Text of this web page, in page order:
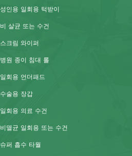
성인용 일회용 턱받이
비 살균 또는 수건
스크림 와이퍼
병원 종이 침대 롤
일회용 언더패드
수술용 장갑
일회용 의료 수건
비멸균 일회용 또는 수건
슈퍼 흡수 타월